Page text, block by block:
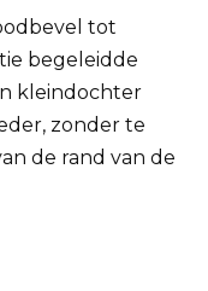
tot
begeleidde
kleindochter
zonder te
de rand van de